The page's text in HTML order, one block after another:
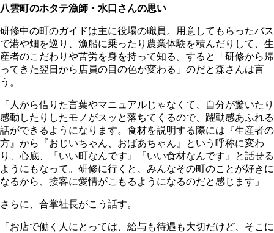
八雲町のホタテ漁師・水口さんの思い
研修中の町のガイドは主に役場の職員。用意してもらったバス
で港や畑を巡り、漁船に乗ったり農業体験を積んだりして、生
産者のこだわりや苦労を身を持って知る。すると「研修から帰
ってきた翌日から店員の目の色が変わる」のだと森さんは言
う。
「人から借りた言葉やマニュアルじゃなくて、自分が驚いたり
感動したりしたモノがスッと落ちてくるので、躍動感あふれる
話ができるようになります。食材を説明する際には『生産者の
方』から『おじいちゃん、おばあちゃん』という呼称に変わ
り、心底、『いい町なんです』『いい食材なんです』と話せる
ようにもなって。研修に行くと、みんなその町のことが好きに
なるから、接客に愛情がこもるようになるのだと感じます」
さらに、合掌社長がこう話す。
「お店で働く人にとっては、給与も待遇も大切だけど、そこに